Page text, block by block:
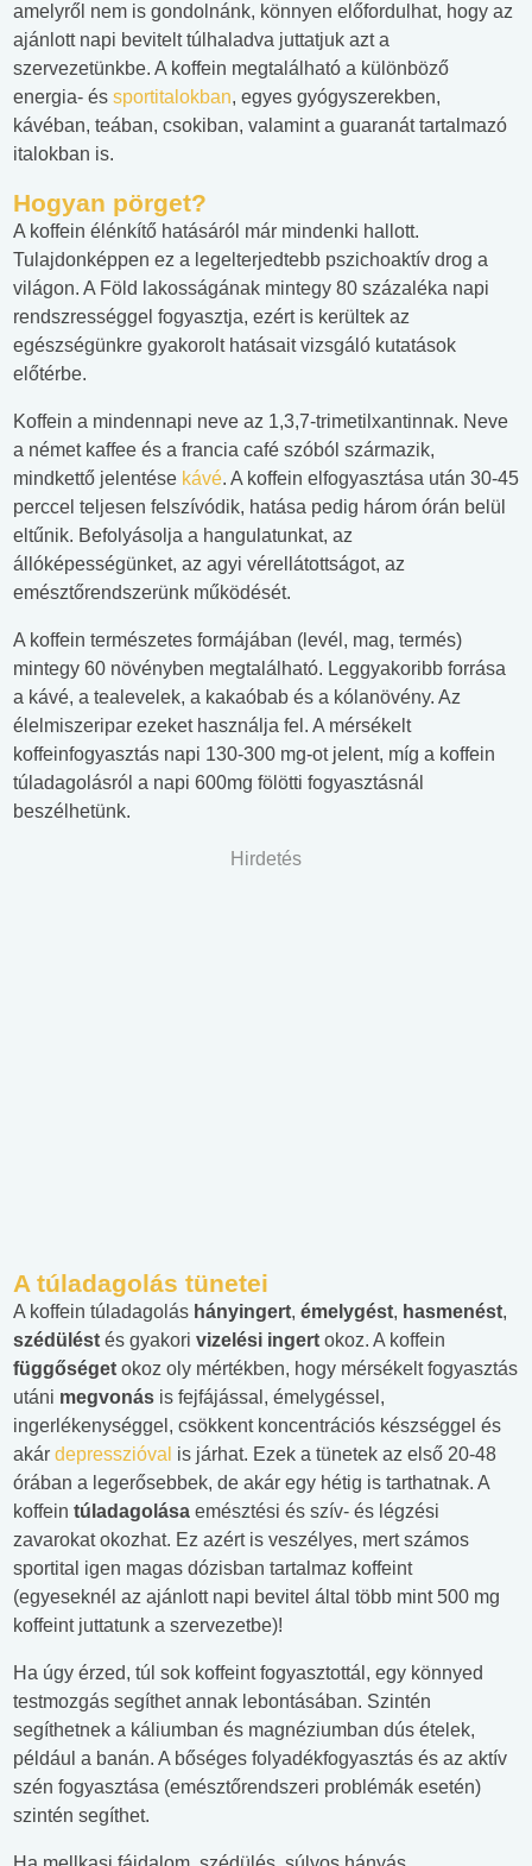
amelyről nem is gondolnánk, könnyen előfordulhat, hogy az
ajánlott napi bevitelt túlhaladva juttatjuk azt a
szervezetünkbe. A koffein megtalálható a különböző
energia- és sportitalokban, egyes gyógyszerekben,
kávéban, teában, csokiban, valamint a guaranát tartalmazó
italokban is.
Hogyan pörget?
A koffein élénkítő hatásáról már mindenki hallott.
Tulajdonképpen ez a legelterjedtebb pszichoaktív drog a
világon. A Föld lakosságának mintegy 80 százaléka napi
rendszrességgel fogyasztja, ezért is kerültek az
egészségünkre gyakorolt hatásait vizsgáló kutatások
előtérbe.
Koffein a mindennapi neve az 1,3,7-trimetilxantinnak. Neve
a német kaffee és a francia café szóból származik,
mindkettő jelentése kávé. A koffein elfogyasztása után 30-45
perccel teljesen felszívódik, hatása pedig három órán belül
eltűnik. Befolyásolja a hangulatunkat, az
állóképességünket, az agyi vérellátottságot, az
emésztőrendszerünk működését.
A koffein természetes formájában (levél, mag, termés)
mintegy 60 növényben megtalálható. Leggyakoribb forrása
a kávé, a tealevelek, a kakaóbab és a kólanövény. Az
élelmiszeripar ezeket használja fel. A mérsékelt
koffeinfogyasztás napi 130-300 mg-ot jelent, míg a koffein
túladagolásról a napi 600mg fölötti fogyasztásnál
beszélhetünk.
Hirdetés
A túladagolás tünetei
A koffein túladagolás hányingert, émelygést, hasmenést,
szédülést és gyakori vizelési ingert okoz. A koffein
függőséget okoz oly mértékben, hogy mérsékelt fogyasztás
utáni megvonás is fejfájással, émelygéssel,
ingerlékenységgel, csökkent koncentrációs készséggel és
akár depresszióval is járhat. Ezek a tünetek az első 20-48
órában a legerősebbek, de akár egy hétig is tarthatnak. A
koffein túladagolása emésztési és szív- és légzési
zavarokat okozhat. Ez azért is veszélyes, mert számos
sportital igen magas dózisban tartalmaz koffeint
(egyeseknél az ajánlott napi bevitel által több mint 500 mg
koffeint juttatunk a szervezetbe)!
Ha úgy érzed, túl sok koffeint fogyasztottál, egy könnyed
testmozgás segíthet annak lebontásában. Szintén
segíthetnek a káliumban és magnéziumban dús ételek,
például a banán. A bőséges folyadékfogyasztás és az aktív
szén fogyasztása (emésztőrendszeri problémák esetén)
szintén segíthet.